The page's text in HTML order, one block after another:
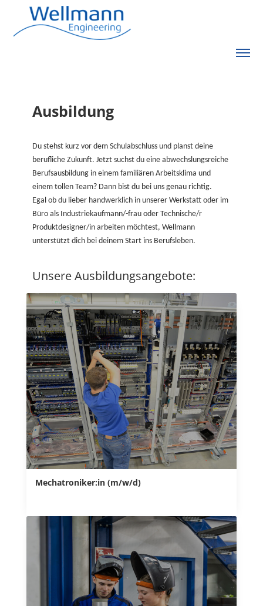
Ausbildung
Du stehst kurz vor dem Schulabschluss und planst deine
berufliche Zukunft. Jetzt suchst du eine abwechslungsreiche
Berufsausbildung in einem familiären Arbeitsklima und
einem tollen Team? Dann bist du bei uns genau richtig.
Egal ob du lieber handwerklich in unserer Werkstatt oder im
Büro als Industriekaufmann/-frau oder Technische/r
Produktdesigner/in arbeiten möchtest, Wellmann
unterstützt dich bei deinem Start ins Berufsleben.
Unsere Ausbildungsangebote:
Mechatroniker:in (m/w/d)